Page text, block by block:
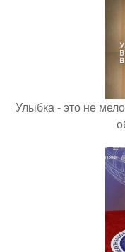
Улыбка - это не